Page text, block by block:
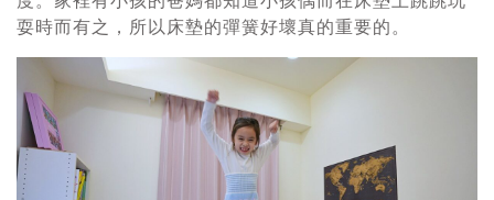
耍時而有之，所以床墊的彈簧好壞真的重要的。